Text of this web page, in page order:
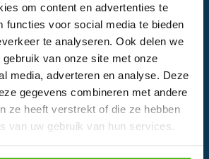
om content en advertenties te
functies voor social media te bieden
te analyseren. Ook delen we
van onze site met onze
media, adverteren en analyse. Deze
gegevens combineren met andere
ze heeft verstrekt of die ze hebben
van uw gebruik van hun services.